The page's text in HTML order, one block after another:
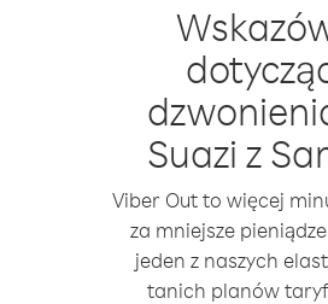
Suazi z
Viber Out to więcej
za mniejsze
jeden z naszych
tanich planów